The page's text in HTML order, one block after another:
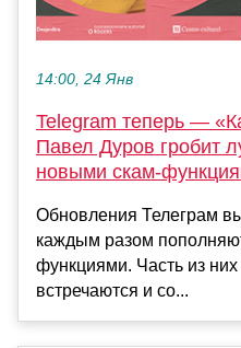
14:00, 24 Янв
Telegram теперь —
Павел Дуров гробит
новыми скам-
Обновления Телеграм
каждым разом
функциями. Часть из
встречаются и со...